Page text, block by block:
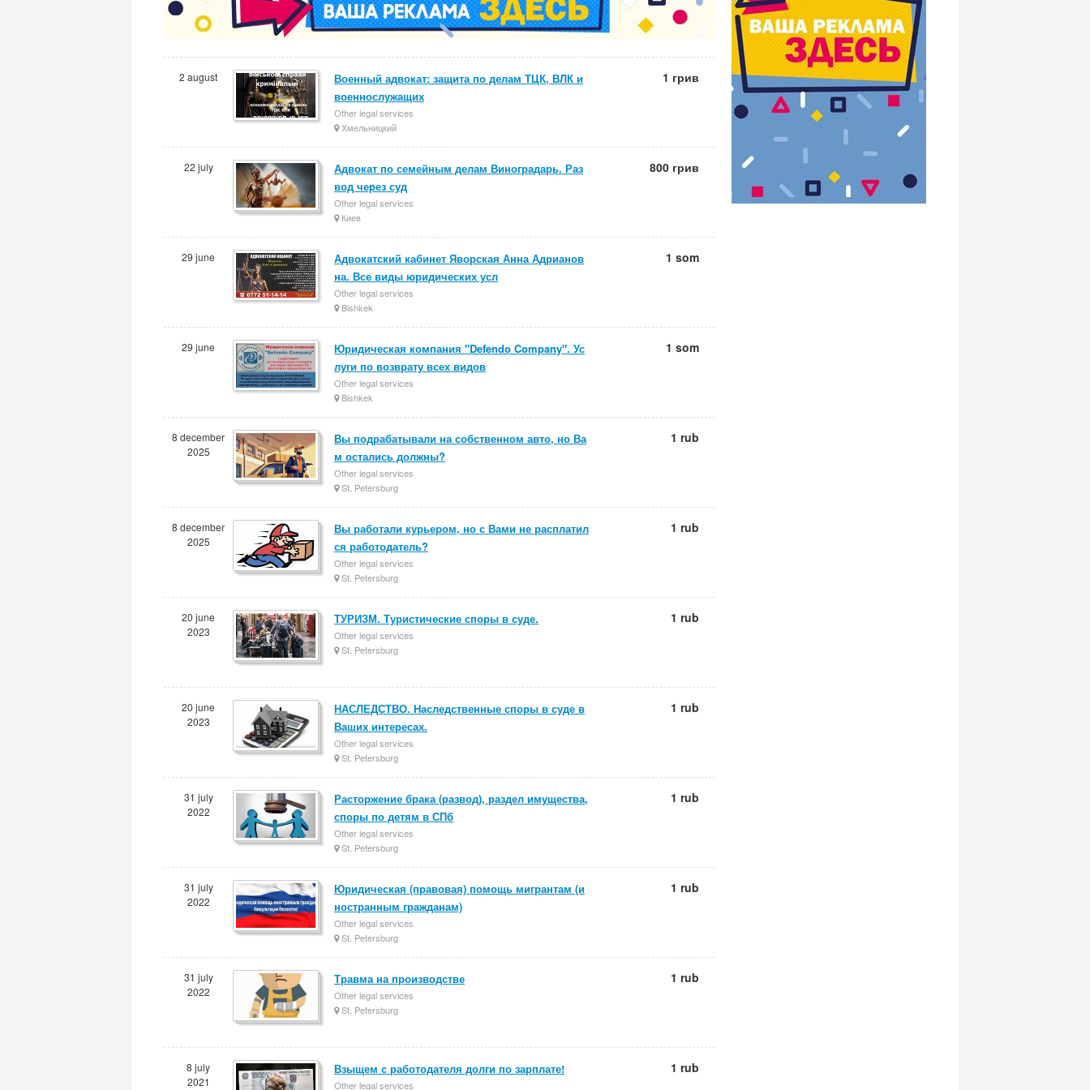
2 august
Военный адвокат: защита по делам ТЦК, ВЛК и
военнослужащих
Other legal services
Хмельницкий
1 грив
22 july
Адвокат по семейным делам Виноградарь. Раз
вод чеpез суд
Other legal services
Киев
800 грив
29 june
Адвокатский кабинет Яворская Анна Адрианов
на. Все виды юридических усл
Other legal services
Bishkek
1 som
29 june
Юридическая компания "Defendo Company". Ус
луги по возврату всех видов
Other legal services
Bishkek
1 som
8 december
2025
Вы подрабатывали на собственном авто, но Ва
м остались должны?
Other legal services
St. Petersburg
1 rub
8 december
2025
Вы работали курьером, но с Вами не расплатил
ся работодатель?
Other legal services
St. Petersburg
1 rub
20 june
2023
ТУРИЗМ. Туристические споры в суде.
Other legal services
St. Petersburg
1 rub
20 june
2023
НАСЛЕДСТВО. Наследственные споры в суде в
Ваших интересах.
Other legal services
St. Petersburg
1 rub
31 july
2022
Расторжение брака (развод), раздел имущества,
споры по детям в СПб
Other legal services
St. Petersburg
1 rub
31 july
2022
Юридическая (правовая) помощь мигрантам (и
ностранным гражданам)
Other legal services
St. Petersburg
1 rub
31 july
2022
Травма на производстве
Other legal services
St. Petersburg
1 rub
8 july
2021
Взыщем с работодателя долги по зарплате!
Other legal services
1 rub